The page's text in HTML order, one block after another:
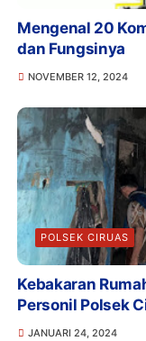
Mengenal 20
dan Fungsinya
NOVEMBER 12, 2024
POLSEK CIRUAS
Kebakaran
Personil Polsek
JANUARI 24, 2024